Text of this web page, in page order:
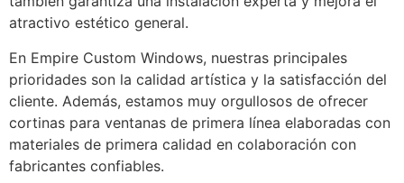
atractivo estético general.
En Empire Custom Windows, nuestras principales
prioridades son la calidad artística y la satisfacción del
cliente. Además, estamos muy orgullosos de ofrecer
cortinas para ventanas de primera línea elaboradas con
materiales de primera calidad en colaboración con
fabricantes confiables.